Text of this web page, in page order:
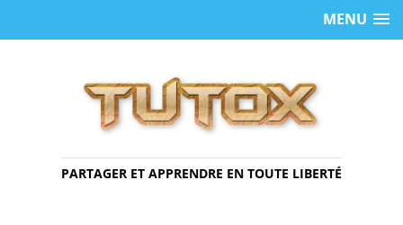
MENU
PARTAGER ET APPRENDRE EN TOUTE LIBERTÉ